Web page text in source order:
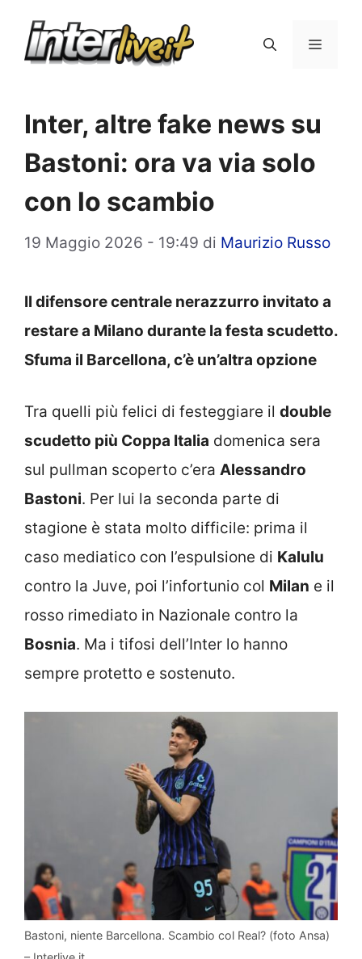
Menu
Inter, altre fake news su
Bastoni: ora va via solo
con lo scambio
19 Maggio 2026 - 19:49 di Maurizio Russo
Il difensore centrale nerazzurro invitato a
restare a Milano durante la festa scudetto.
Sfuma il Barcellona, c’è un’altra opzione
Tra quelli più felici di festeggiare il double
scudetto più Coppa Italia domenica sera
sul pullman scoperto c’era Alessandro
Bastoni. Per lui la seconda parte di
stagione è stata molto difficile: prima il
caso mediatico con l’espulsione di Kalulu
contro la Juve, poi l’infortunio col Milan e il
rosso rimediato in Nazionale contro la
Bosnia. Ma i tifosi dell’Inter lo hanno
sempre protetto e sostenuto.
Bastoni, niente Barcellona. Scambio col Real? (foto Ansa)